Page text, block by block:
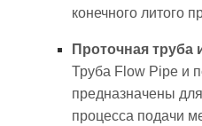
конечного литого
Проточная труба
Труба Flow Pipe и
предназначены
процесса подачи